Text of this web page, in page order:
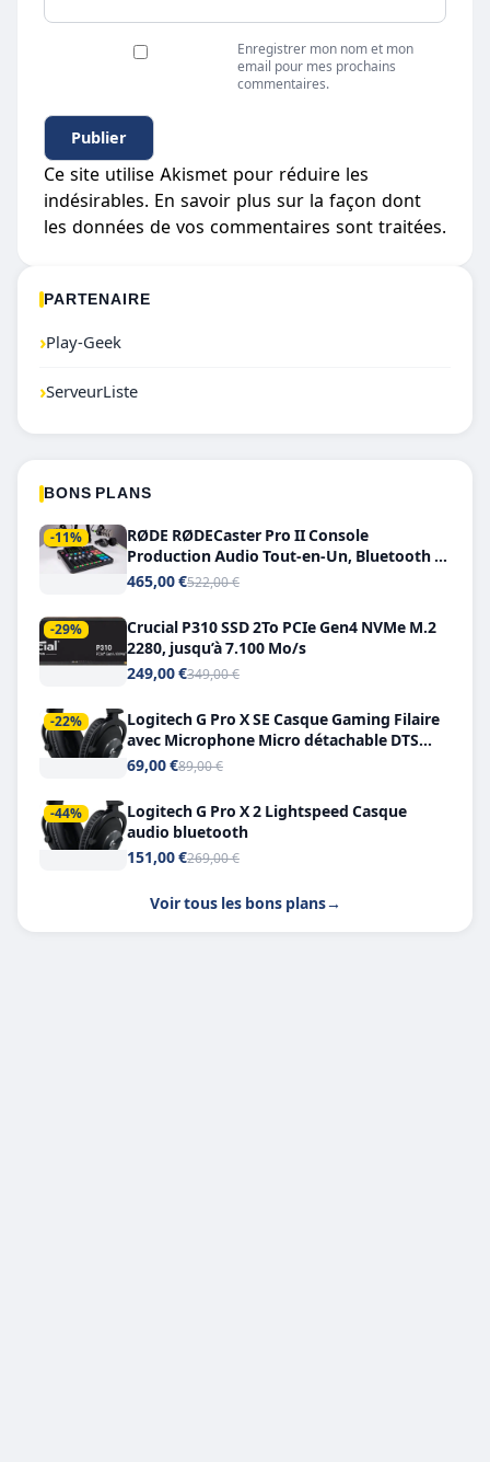
Enregistrer mon nom et mon
email pour mes prochains
commentaires.
Ce site utilise Akismet pour réduire les
indésirables. En savoir plus sur la façon dont
les données de vos commentaires sont traitées.
PARTENAIRE
›Play-Geek
›ServeurListe
BONS PLANS
-11%
RØDE RØDECaster Pro II Console
Production Audio Tout-en-Un, Bluetooth et
Double USB-C
465,00 €522,00 €
-29%
Crucial P310 SSD 2To PCIe Gen4 NVMe M.2
2280, jusqu’à 7.100 Mo/s
249,00 €349,00 €
-22%
Logitech G Pro X SE Casque Gaming Filaire
avec Microphone Micro détachable DTS
Headphone X 7.1
69,00 €89,00 €
-44%
Logitech G Pro X 2 Lightspeed Casque
audio bluetooth
151,00 €269,00 €
Voir tous les bons plans→